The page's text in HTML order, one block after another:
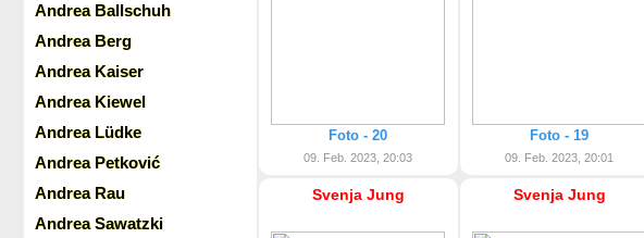
Andrea Ballschuh
Andrea Berg
Andrea Kaiser
Andrea Kiewel
Andrea Lüdke
Andrea Petković
Andrea Rau
Andrea Sawatzki
Foto - 20
09. Feb. 2023, 20:03
Foto - 19
09. Feb. 2023, 20:01
Svenja Jung Svenja Jung